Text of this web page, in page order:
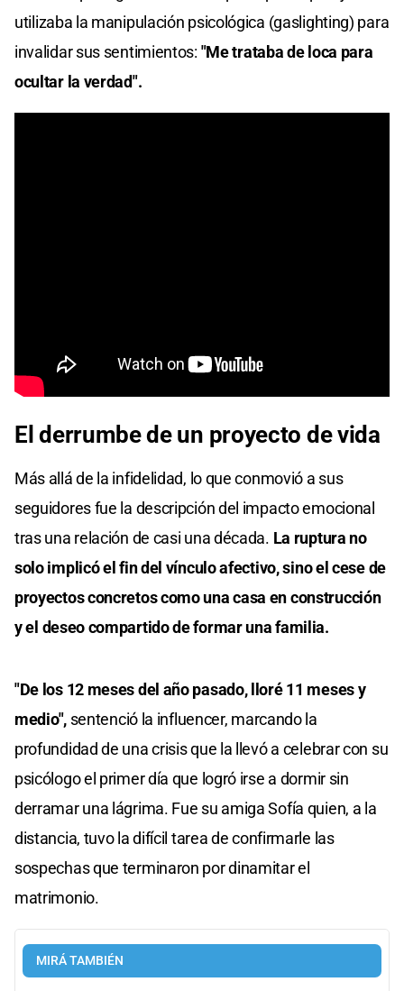
utilizaba la manipulación psicológica (gaslighting) para
invalidar sus sentimientos: "Me trataba de loca para
ocultar la verdad".
El derrumbe de un proyecto de vida
Más allá de la infidelidad, lo que conmovió a sus
seguidores fue la descripción del impacto emocional
tras una relación de casi una década. La ruptura no
solo implicó el fin del vínculo afectivo, sino el cese de
proyectos concretos como una casa en construcción
y el deseo compartido de formar una familia.
"De los 12 meses del año pasado, lloré 11 meses y
medio",sentenció la influencer, marcando la
profundidad de una crisis que la llevó a celebrar con su
psicólogo el primer día que logró irse a dormir sin
derramar una lágrima. Fue su amiga Sofía quien, a la
distancia, tuvo la difícil tarea de confirmarle las
sospechas que terminaron por dinamitar el
matrimonio.
MIRÁ TAMBIÉN